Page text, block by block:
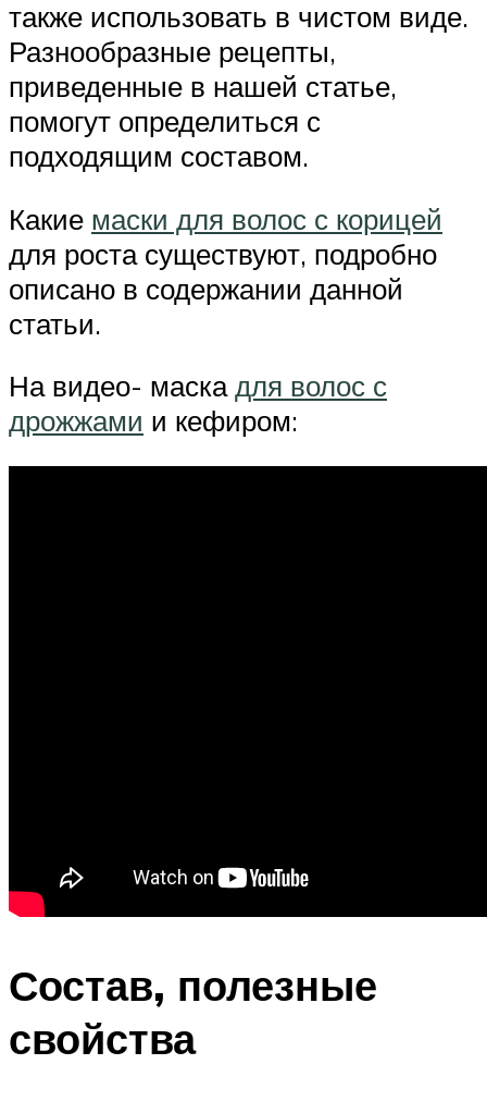
также использовать в чистом виде.
Разнообразные рецепты,
приведенные в нашей статье,
помогут определиться с
подходящим составом.
Какие маски для волос с корицей
для роста существуют, подробно
описано в содержании данной
статьи.
На видео- маскадля волос с
дрожжами и кефиром:
Состав, полезные
свойства